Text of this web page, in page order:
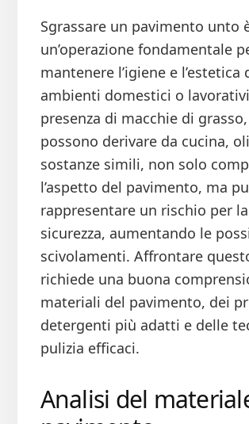
Sgrassare un pavimento unto
un’operazione fondamentale
mantenere l’igiene e l’estetica
ambienti domestici o
presenza di macchie di
possono derivare da cucina,
sostanze simili, non solo
l’aspetto del pavimento, ma
rappresentare un rischio per la
sicurezza, aumentando le
scivolamenti. Affrontare
richiede una buona
materiali del pavimento, dei
detergenti più adatti e delle
pulizia efficaci.
Analisi del